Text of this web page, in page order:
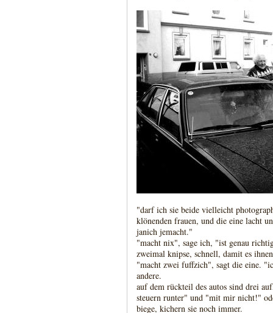
"darf ich sie beide vielleicht
klönenden frauen, und die eine lacht
janich jemacht."
"macht nix", sage ich, "ist genau
zweimal knipse, schnell, damit es
"macht zwei fuffzich", sagt die eine.
andere.
auf dem rückteil des autos sind drei
steuern runter" und "mit mir nicht!"
biege, kichern sie noch immer.